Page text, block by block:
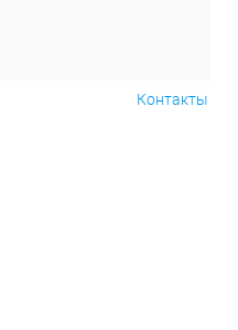
Контакты